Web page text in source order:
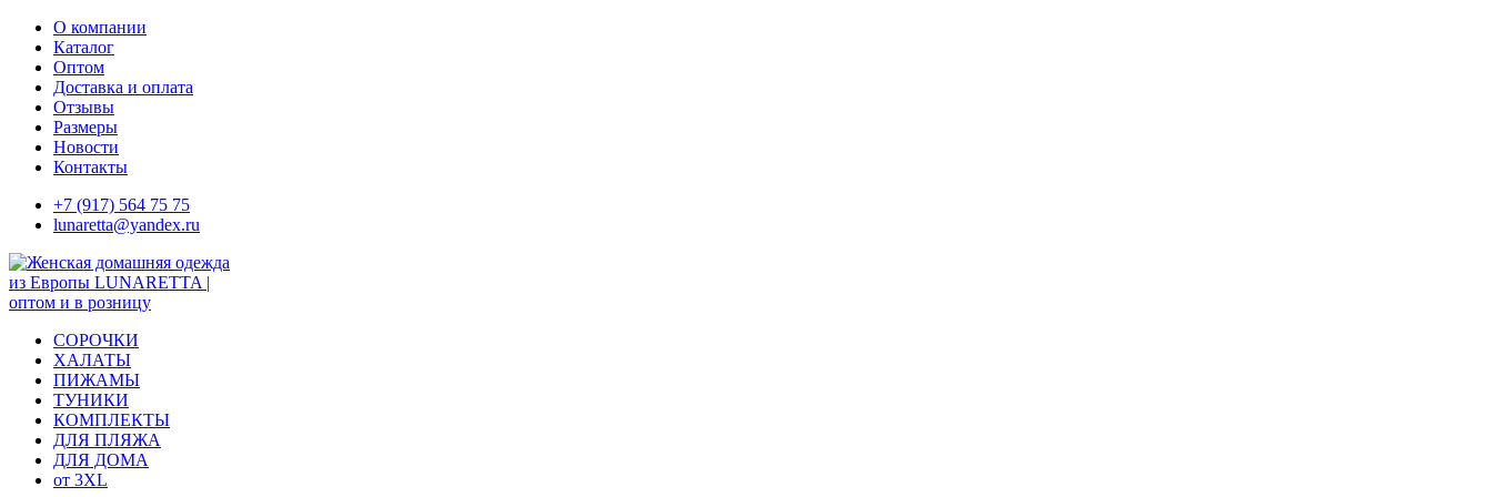
Skip
content
О компании
Каталог
Оптом
Доставка и оплата
Отзывы
Размеры
Новости
Контакты
+7 (917) 564 75 75
lunaretta@yandex.ru
СОРОЧКИ
ХАЛАТЫ
ПИЖАМЫ
ТУНИКИ
КОМПЛЕКТЫ
ДЛЯ ПЛЯЖА
ДЛЯ ДОМА
от 3XL